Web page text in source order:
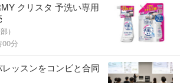
クリスタ 予洗い専用
）
分
ッスンをコンビと合同